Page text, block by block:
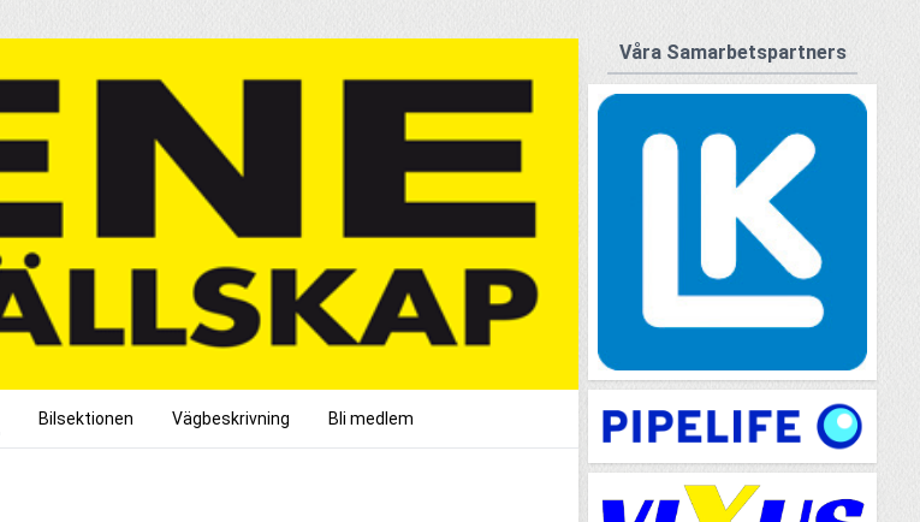
Bilsektionen Vägbeskrivning Bli medlem
Våra Samarbetspartners